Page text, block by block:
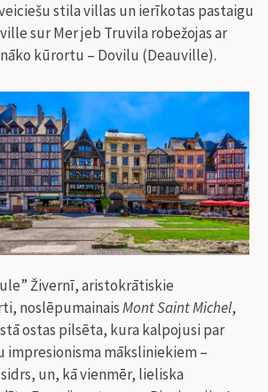
stila villas un ierīkotas pastaigu
sur Mer jeb Truvilarobežojas ar
kūrortu – Dovilu (Deauville).
Živernī, aristokrātiskie
noslēpumainaisMont Saint Michel,
ostas pilsēta, kura kalpojusi par
impresionisma māksliniekiem –
un, kā vienmēr, lieliska